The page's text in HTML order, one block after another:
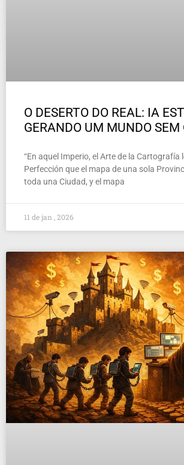
O DESERTO DO REAL: IA
GERANDO UM MUNDO SEM
“En aquel Imperio, el Arte de la Cartografía
Perfección que el mapa de una sola
toda una Ciudad, y el mapa
11 de jan , 2026